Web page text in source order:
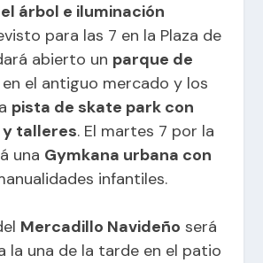
árbol e iluminación
para las 7 en la Plaza de
abierto un parque de
en el antiguo mercado y los
pista de skate park con
y talleres. El martes 7 por la
una Gymkana urbana con
infantiles.
Mercadillo Navideño será
la una de la tarde en el patio